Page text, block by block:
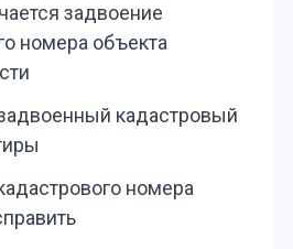
задвоение
номера объекта
кадастровый
номера